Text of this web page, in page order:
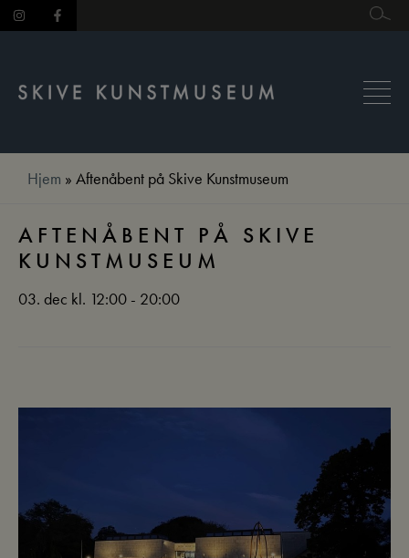
Hop
til
Hjem » Aftenåbent på Skive Kunstmuseum
AFTENÅBENT PÅ SKIVE
KUNSTMUSEUM
03. dec kl. 12:00 - 20:00